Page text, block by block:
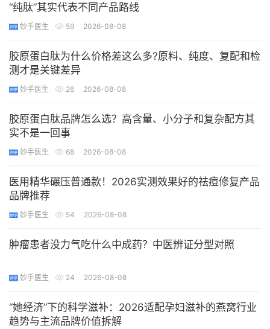
“纯肽”其实代表不同产品路线
妙手医生 59 2026-08-08
胶原蛋白肽为什么价格差这么多?原料、纯度、复配和检
测才是关键差异
妙手医生 26 2026-08-08
胶原蛋白肽品牌怎么选？高含量、小分子和复杂配方其
实不是一回事
妙手医生 68 2026-08-08
医用精华碾压普通款！2026实测效果好的祛痘修复产品
品牌推荐
妙手医生 54 2026-08-08
肿瘤患者没力气吃什么中成药？中医辨证分型对照
妙手医生 24 2026-08-08
“她经济”下的科学滋补：2026适配孕妇滋补的燕窝行业
趋势与主流品牌价值拆解